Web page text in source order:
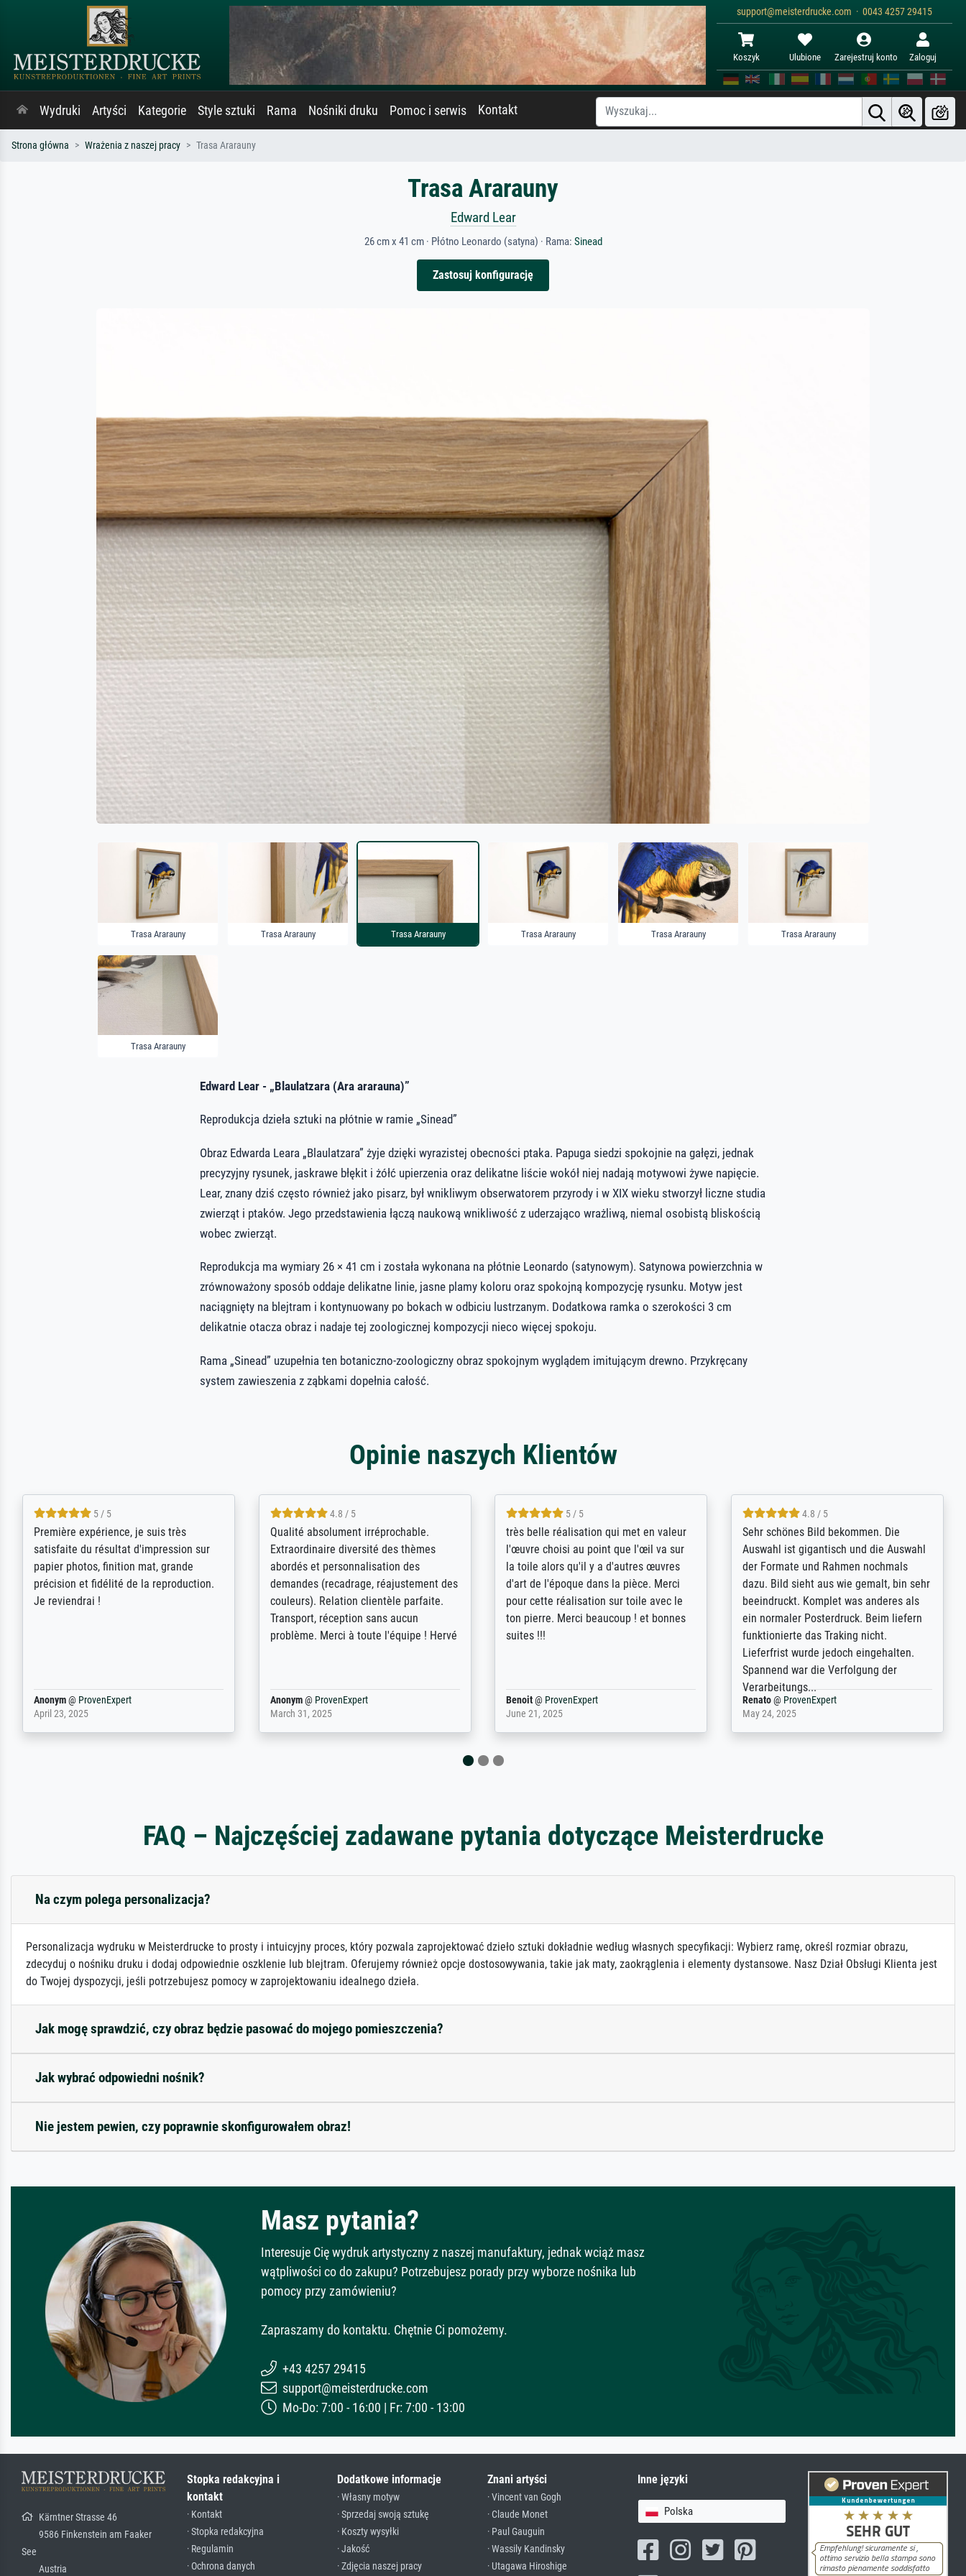
support@meisterdrucke.com · 0043 4257 29415
Koszyk Ulubione Zarejestruj konto Zaloguj
Wydruki Artyści Kategorie Style sztuki Rama Nośniki druku Pomoc i serwis Kontakt
Strona główna Wrażenia z naszej pracy Trasa Ararauny
Trasa Ararauny
Edward Lear
26 cm x 41 cm · Płótno Leonardo (satyna) · Rama: Sinead
Zastosuj konfigurację
Trasa Ararauny Trasa Ararauny Trasa Ararauny Trasa Ararauny Trasa Ararauny Trasa Ararauny
Trasa Ararauny
Edward Lear - „Blaulatzara (Ara ararauna)”
Reprodukcja dzieła sztuki na płótnie w ramie „Sinead”
Obraz Edwarda Leara „Blaulatzara” żyje dzięki wyrazistej obecności ptaka. Papuga siedzi spokojnie na gałęzi, jednak
precyzyjny rysunek, jaskrawe błękit i żółć upierzenia oraz delikatne liście wokół niej nadają motywowi żywe napięcie.
Lear, znany dziś często również jako pisarz, był wnikliwym obserwatorem przyrody i w XIX wieku stworzył liczne studia
zwierząt i ptaków. Jego przedstawienia łączą naukową wnikliwość z uderzająco wrażliwą, niemal osobistą bliskością
wobec zwierząt.
Reprodukcja ma wymiary 26 × 41 cm i została wykonana na płótnie Leonardo (satynowym). Satynowa powierzchnia w
zrównoważony sposób oddaje delikatne linie, jasne plamy koloru oraz spokojną kompozycję rysunku. Motyw jest
naciągnięty na blejtram i kontynuowany po bokach w odbiciu lustrzanym. Dodatkowa ramka o szerokości 3 cm
delikatnie otacza obraz i nadaje tej zoologicznej kompozycji nieco więcej spokoju.
Rama „Sinead” uzupełnia ten botaniczno-zoologiczny obraz spokojnym wyglądem imitującym drewno. Przykręcany
system zawieszenia z ząbkami dopełnia całość.
Opinie naszych Klientów
4.5 / 5
ik beoordeel Meisterdrucke zeer
positief. Door de 69505 beschikbare
kunstenaars scrollen is echter
onbegonnen werk (na stoppen begint
het weer van voor af aan). Als er naar
Waarom duidt u ...
philip@ProvenExpert
September 23, 2025
5 / 5
Wow....ich bin sehr über die Qualität
erstaunt. Diese Drucke haben all´meine
Erwartungen übertroffen. Desgleichen
der Ablauf der Bestellung. Grosses
Kompliment.
Anonym@ ProvenExpert
April 20, 2025
4 / 5
De levering door Bpost was absoluut
desastreus. De gemelde leveringstijd
sloeg nergens op. Er werd niet
aangebeld en niet geleverd op de
voorziene dag. Er werd ook geen
duidelijke informatie gegeven over wat
er dan met het pakket ging gebeuren.
Anonym@ProvenExpert
December 12, 2025
4.8 / 5
So, I ordered a large print of The
Annunciation by Fra Angelico from a
very large and popular American
"art/poster" site advertising giclee print
quality. The quality for a large print was
atrocious. They refunded me when I sent
pictures of the blurry print vs. a
Wikipedia commons representation.
They stated they couldn't do ...
Anonym@ProvenExpert
December 4, 2025
FAQ – Najczęściej zadawane pytania dotyczące Meisterdrucke
Na czym polega personalizacja?
Personalizacja wydruku w Meisterdrucke to prosty i intuicyjny proces, który pozwala zaprojektować dzieło sztuki dokładnie według własnych specyfikacji: Wybierz ramę, określ rozmiar obrazu,
zdecyduj o nośniku druku i dodaj odpowiednie oszklenie lub blejtram. Oferujemy również opcje dostosowywania, takie jak maty, zaokrąglenia i elementy dystansowe. Nasz Dział Obsługi Klienta jest
do Twojej dyspozycji, jeśli potrzebujesz pomocy w zaprojektowaniu idealnego dzieła.
Jak mogę sprawdzić, czy obraz będzie pasować do mojego pomieszczenia?
Jak wybrać odpowiedni nośnik?
Nie jestem pewien, czy poprawnie skonfigurowałem obraz!
Masz pytania?
Interesuje Cię wydruk artystyczny z naszej manufaktury, jednak wciąż masz
wątpliwości co do zakupu? Potrzebujesz porady przy wyborze nośnika lub
pomocy przy zamówieniu?
Zapraszamy do kontaktu. Chętnie Ci pomożemy.
+43 4257 29415
support@meisterdrucke.com
Mo-Do: 7:00 - 16:00 | Fr: 7:00 - 13:00
Kärntner Strasse 46
9586 Finkenstein am Faaker
See
Austria
Stopka redakcyjna i
kontakt
· Kontakt
· Stopka redakcyjna
· Regulamin
· Ochrona danych
Dodatkowe informacje
· Własny motyw
· Sprzedaj swoją sztukę
· Koszty wysyłki
· Jakość
· Zdjęcia naszej pracy
Znani artyści
· Vincent van Gogh
· Claude Monet
· Paul Gauguin
· Wassily Kandinsky
· Utagawa Hiroshige
Inne języki
Polska